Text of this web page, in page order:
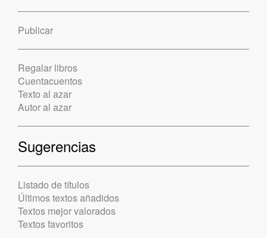
Publicar
Regalar libros
Cuentacuentos
Texto al azar
Autor al azar
Sugerencias
Listado de títulos
Últimos textos añadidos
Textos mejor valorados
Textos favoritos